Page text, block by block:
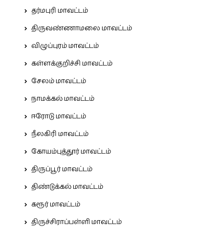
தர்மபுரி மாவட்டம்
திருவண்ணாமலை மாவட்டம்
விழுப்புரம் மாவட்டம்
கள்ளக்குறிச்சி மாவட்டம்
சேலம் மாவட்டம்
நாமக்கல் மாவட்டம்
ஈரோடு மாவட்டம்
நீலகிரி மாவட்டம்
கோயம்புத்தூர் மாவட்டம்
திருப்பூர் மாவட்டம்
திண்டுக்கல் மாவட்டம்
கரூர் மாவட்டம்
திருச்சிராப்பள்ளி மாவட்டம்